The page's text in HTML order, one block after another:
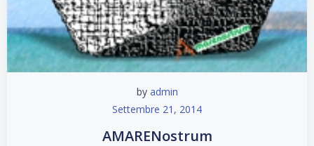
by admin
Settembre 21, 2014
AMARENostrum